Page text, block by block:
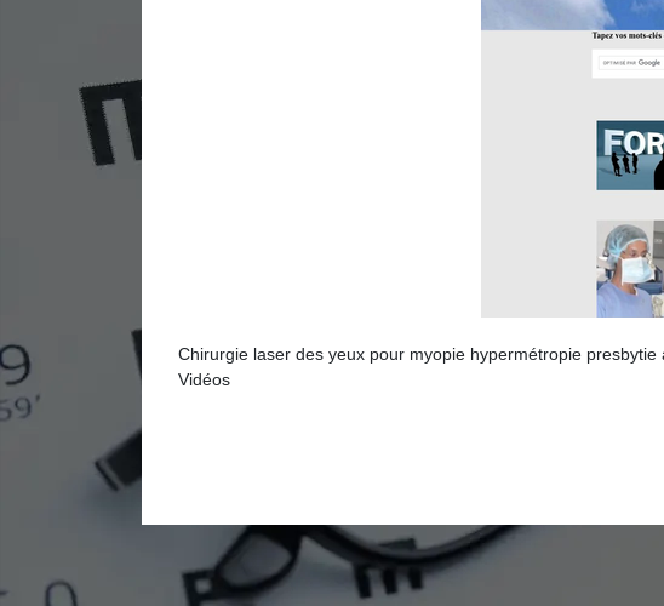
Chirurgie laser des yeux pour myopie hypermétropie
Vidéos